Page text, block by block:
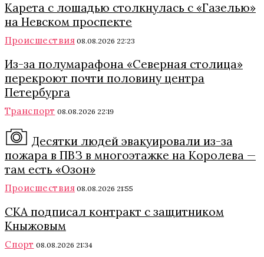
Карета с лошадью столкнулась с «Газелью»
на Невском проспекте
Происшествия 08.08.2026 22:23
Из-за полумарафона «Северная столица»
перекроют почти половину центра
Петербурга
Транспорт 08.08.2026 22:19
Десятки людей эвакуировали из-за
пожара в ПВЗ в многоэтажке на Королева —
там есть «Озон»
Происшествия 08.08.2026 21:55
СКА подписал контракт с защитником
Кныжовым
Спорт 08.08.2026 21:34